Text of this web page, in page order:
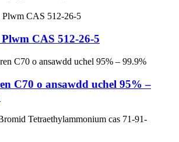
CAS 512-26-5
C70 o ansawdd uchel 95% –